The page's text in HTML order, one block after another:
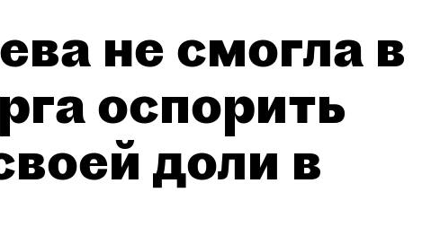
не смогла в
оспорить
доли в